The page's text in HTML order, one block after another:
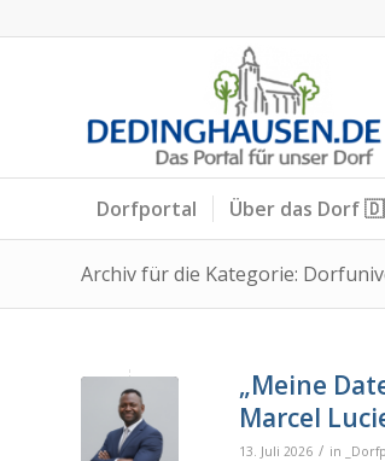
Dorfportal Über das
Archiv für die Kategorie:
„Meine
Marcel
13. Juli 2026 / in